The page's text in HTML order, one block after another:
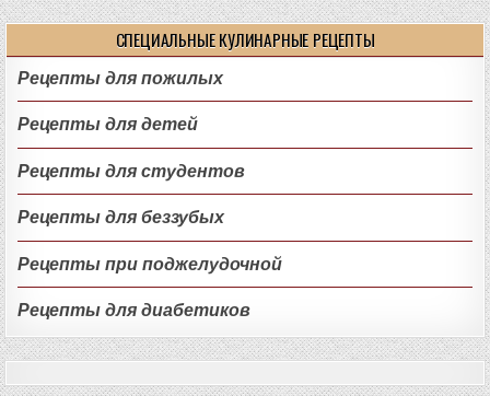
СПЕЦИАЛЬНЫЕ КУЛИНАРНЫЕ РЕЦЕПТЫ
Рецепты для пожилых
Рецепты для детей
Рецепты для студентов
Рецепты для беззубых
Рецепты при поджелудочной
Рецепты для диабетиков